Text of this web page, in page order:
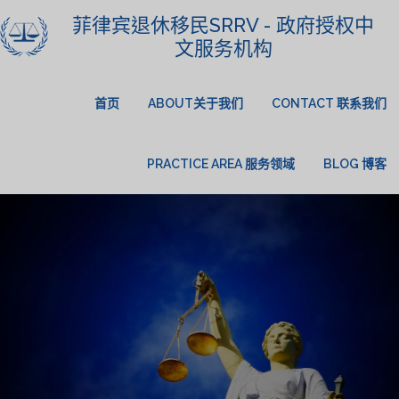
菲律宾退休移民SRRV - 政府授权中
文服务机构
首页 ABOUT关于我们 CONTACT 联系我们
PRACTICE AREA 服务领域 BLOG 博客